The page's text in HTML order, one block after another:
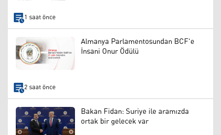
1 saat önce
Almanya Parlamentosundan BCF'e
İnsani Onur Ödülü
2 saat önce
Bakan Fidan: Suriye ile aramızda
ortak bir gelecek var